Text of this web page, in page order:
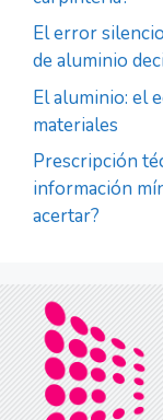
El error
de aluminio
El aluminio: el
materiales
Prescripción
información
acertar?